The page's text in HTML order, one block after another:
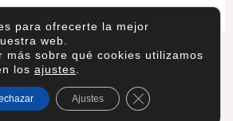
Jarras
7,40€ - 19,70
para ofrecerte la mejor
web.
más sobre qué cookies utilizamos
los ajustes
Ajustes Cerrar el banner